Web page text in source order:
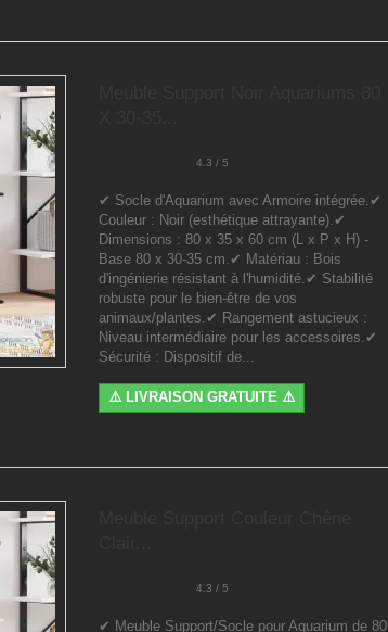
4.3 / 5
✔ Socle d'Aquarium avec Armoire intégrée.✔
Couleur : Noir (esthétique attrayante).✔
Dimensions : 80 x 35 x 60 cm (L x P x H) -
Base 80 x 30-35 cm.✔ Matériau : Bois
d'ingénierie résistant à l'humidité.✔ Stabilité
robuste pour le bien-être de vos
animaux/plantes.✔ Rangement astucieux :
Niveau intermédiaire pour les accessoires.✔
Sécurité : Dispositif de...
⚠️ LIVRAISON GRATUITE ⚠️
4.3 / 5
✔ Meuble Support/Socle pour Aquarium de 80